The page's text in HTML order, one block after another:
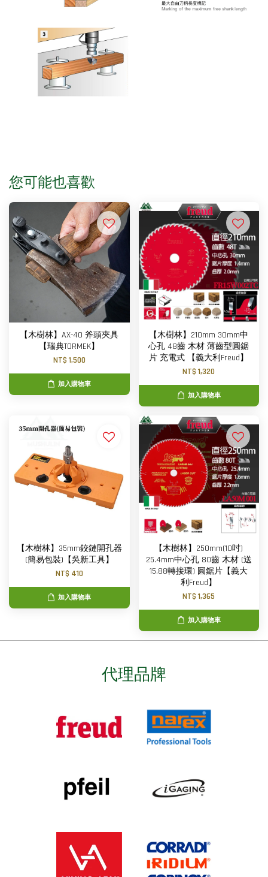
您可能也喜歡
【木樹林】AX-40 斧頭夾具
【瑞典TORMEK】
NT$ 1,500
加入購物車
【木樹林】210mm 30mm中
心孔 48齒 木材 薄齒型圓鋸
片 充電式 【義大利Freud】
NT$ 1,320
加入購物車
【木樹林】35mm鉸鏈開孔器
(簡易包裝)【吳新工具】
NT$ 410
加入購物車
【木樹林】250mm(10吋)
25.4mm中心孔 80齒 木材 (送
15.88轉接環) 圓鋸片【義大
利Freud】
NT$ 1,365
加入購物車
代理品牌